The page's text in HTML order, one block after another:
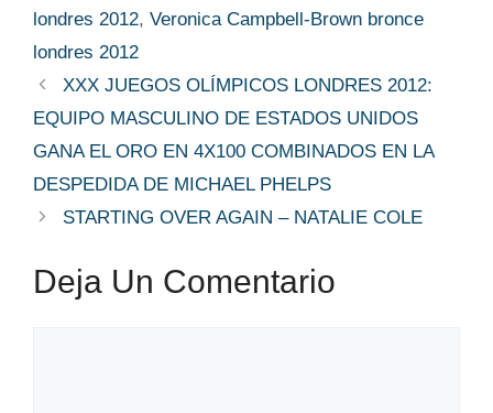
londres 2012, Veronica Campbell-Brown bronce
londres 2012
XXX JUEGOS OLÍMPICOS LONDRES 2012:
EQUIPO MASCULINO DE ESTADOS UNIDOS
GANA EL ORO EN 4X100 COMBINADOS EN LA
DESPEDIDA DE MICHAEL PHELPS
STARTING OVER AGAIN – NATALIE COLE
Deja Un Comentario